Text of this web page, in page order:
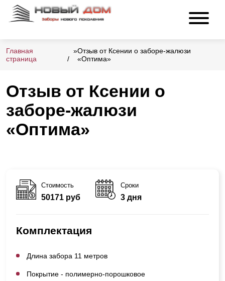
Главная
страница
»Отзыв от Ксении о заборе-жалюзи
«Оптима»
Отзыв от Ксении о
заборе-жалюзи
«Оптима»
Стоимость
50171 руб
Сроки
3 дня
Комплектация
Длина забора 11 метров
Покрытие - полимерно-порошковое